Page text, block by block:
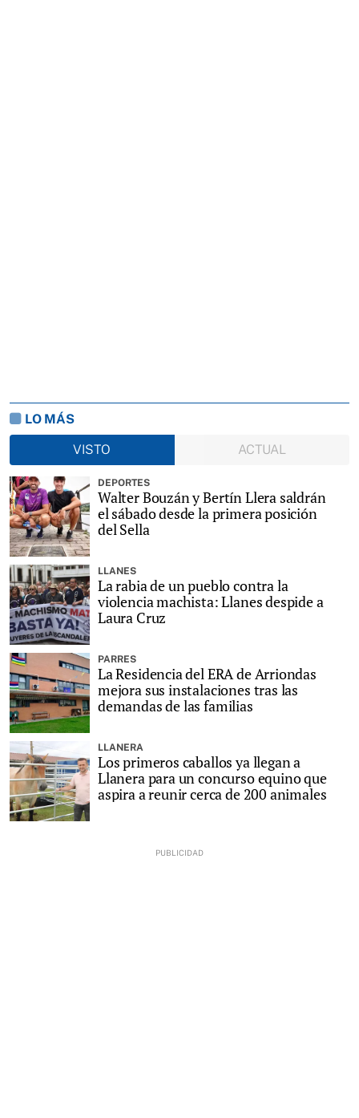
LO MÁS
VISTO
ACTUAL
DEPORTES
Walter Bouzán y Bertín Llera saldrán
el sábado desde la primera posición
del Sella
LLANES
La rabia de un pueblo contra la
violencia machista: Llanes despide a
Laura Cruz
PARRES
La Residencia del ERA de Arriondas
mejora sus instalaciones tras las
demandas de las familias
LLANERA
Los primeros caballos ya llegan a
Llanera para un concurso equino que
aspira a reunir cerca de 200 animales